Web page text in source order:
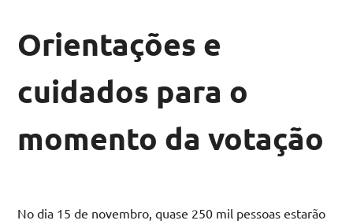
Orientações e
cuidados para o
momento da votação
No dia 15 de novembro, quase 250 mil pessoas estarão